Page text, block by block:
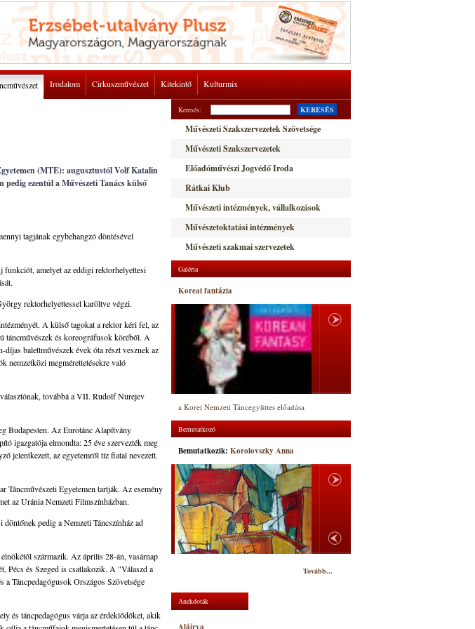
Irodalom Cirkuszművészet Kitekintő Kulturmix
(MTE): augusztustól Volf Katalin
pedig ezentúl a Művészeti Tanács külső
tagjának egybehangzó döntésével
funkciót, amelyet az eddigi rektorhelyettesi
rektorhelyettessel karöltve végzi.
A külső tagokat a rektor kéri fel, az
táncművészek és koreográfusok köréből. A
balettművészek évek óta részt vesznek az
nemzetközi megmérettetésekre való
továbbá a VII. Rudolf Nurejev
Budapesten. Az Eurotánc Alapítvány
igazgatója elmondta: 25 éve szervezték meg
jelentkezett, az egyetemről tíz fiatal nevezett.
Táncművészeti Egyetemen tartják. Az esemény
az Uránia Nemzeti Filmszínházban.
pedig a Nemzeti Táncszínház ad
származik. Az április 28-án, vasárnap
Pécs és Szeged is csatlakozik. A "Válaszd a
Táncpedagógusok Országos Szövetsége
és táncpedagógus várja az érdeklődőket, akik
Keresés: KERESÉS
Művészeti Szakszervezetek Szövetsége
Művészeti Szakszervezetek
Előadóművészi Jogvédő Iroda
Rátkai Klub
Művészeti intézmények, vállalkozások
Művészetoktatási intézmények
Művészeti szakmai szervezetek
Galéria
Koreai fantázia
a Korei Nemzeti Táncegyüttes előadása
Bemutatkozó
Bemutatkozik: Korolovszky Anna
Tovább...
Anekdoták